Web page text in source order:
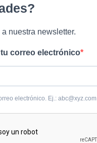
nuestra newsletter.
tu correo electrónico
electrónico. Ej.: abc@xyz.com